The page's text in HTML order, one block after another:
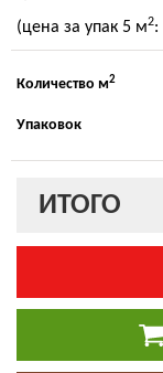
(цена за упак 5 м2:
Количество м2
Упаковок
ИТОГО